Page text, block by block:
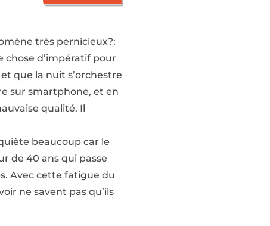
très pernicieux?:
chose d’impératif pour
que la nuit s’orchestre
sur smartphone, et en
qualité. Il
beaucoup car le
de 40 ans qui passe
Avec cette fatigue du
ne savent pas qu’ils